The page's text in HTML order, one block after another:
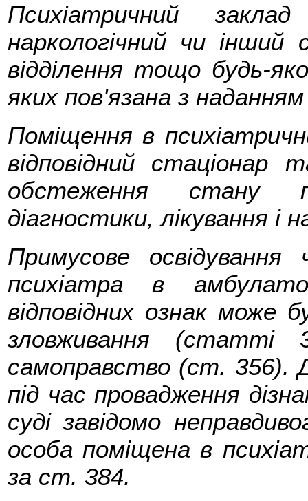
Психіатричний
наркологічний чи інший
відділення тощо будь-
яких пов'язана з
Поміщення в
відповідний стаціонар
обстеження стану
діагностики, лікування і
Примусове
психіатра в
відповідних ознак може
зловживання
самоправство (ст. 356).
під час провадження
суді завідомо
особа поміщена в
за ст. 384.